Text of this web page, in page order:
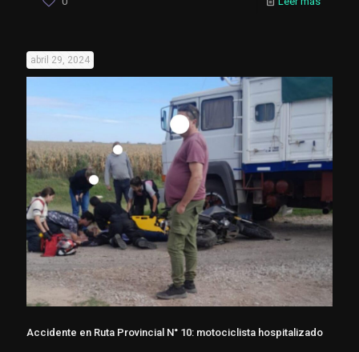
abril 29, 2024
Accidente en Ruta Provincial N° 10: motociclista hospitalizado